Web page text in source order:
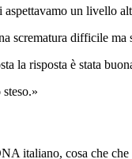
un livello
scrematura difficile
la risposta è stata
italiano, cosa che